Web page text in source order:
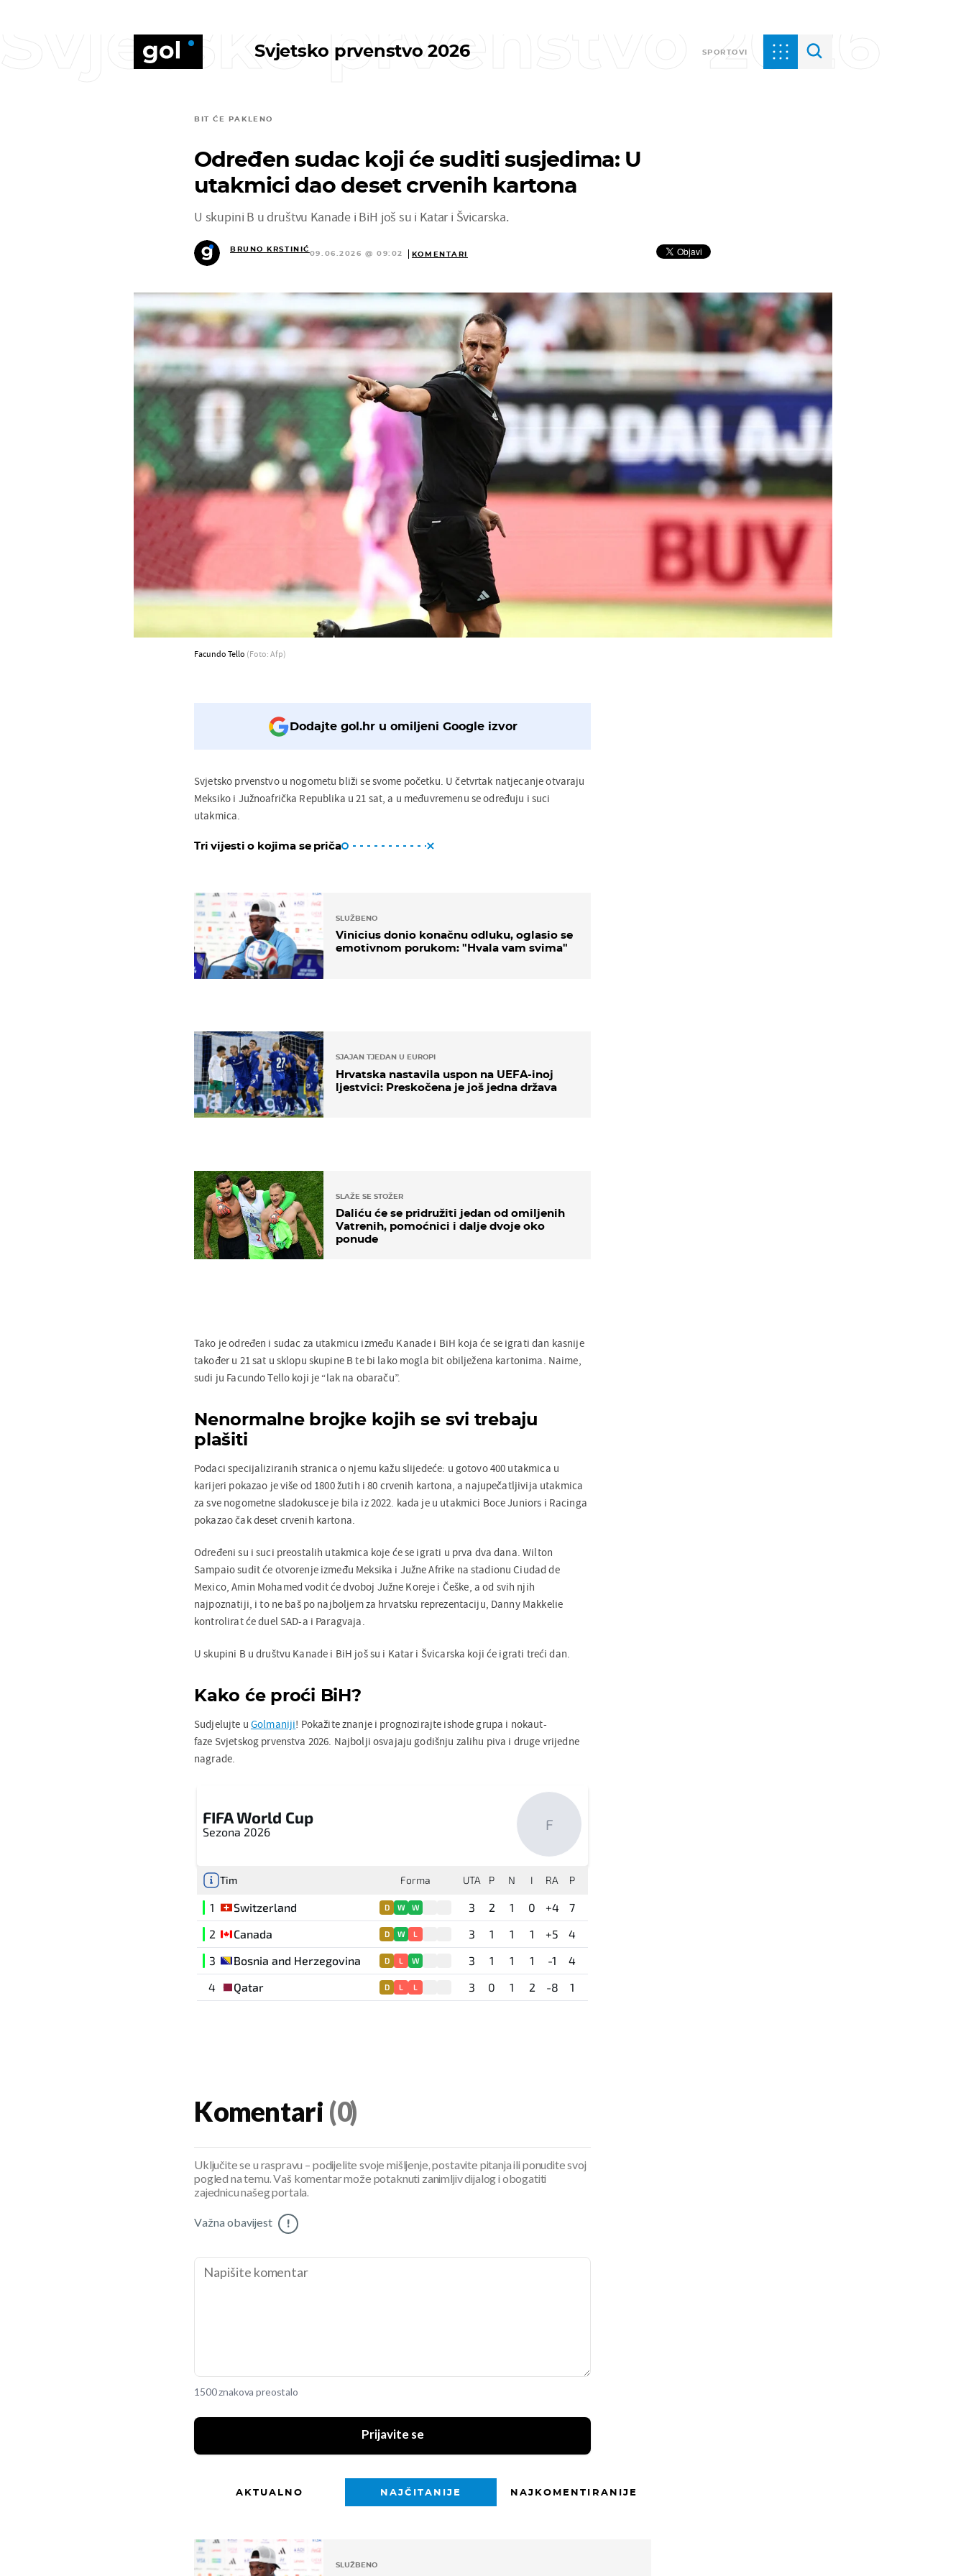
Svjetsko prvenstvo 2026 SPORTOVI
Svjetsko prvenstvo 2026
BIT ĆE PAKLENO
Određen sudac koji će suditi susjedima: U
utakmici dao deset crvenih kartona
U skupini B u društvu Kanade i BiH još su i Katar i Švicarska.
BRUNO KRSTINIĆ
09.06.2026 @ 09:02 KOMENTARI
Facundo Tello (Foto: Afp)
Dodajte gol.hr u omiljeni Google izvor
Svjetsko prvenstvo u nogometu bliži se svome početku. U četvrtak natjecanje otvaraju
Meksiko i Južnoafrička Republika u 21 sat, a u međuvremenu se određuju i suci
utakmica.
Tri vijesti o kojima se priča
SLUŽBENO
Vinicius donio konačnu odluku, oglasio se
emotivnom porukom: "Hvala vam svima"
SJAJAN TJEDAN U EUROPI
Hrvatska nastavila uspon na UEFA-inoj
ljestvici: Preskočena je još jedna država
SLAŽE SE STOŽER
Daliću će se pridružiti jedan od omiljenih
Vatrenih, pomoćnici i dalje dvoje oko
ponude
Tako je određen i sudac za utakmicu između Kanade i BiH koja će se igrati dan kasnije
također u 21 sat u sklopu skupine B te bi lako mogla bit obilježena kartonima. Naime,
sudi ju Facundo Tello koji je “lak na obaraču”.
Nenormalne brojke kojih se svi trebaju
plašiti
Podaci specijaliziranih stranica o njemu kažu slijedeće: u gotovo 400 utakmica u
karijeri pokazao je više od 1800 žutih i 80 crvenih kartona, a najupečatljivija utakmica
za sve nogometne sladokusce je bila iz 2022. kada je u utakmici Boce Juniors i Racinga
pokazao čak deset crvenih kartona.
Određeni su i suci preostalih utakmica koje će se igrati u prva dva dana. Wilton
Sampaio sudit će otvorenje između Meksika i Južne Afrike na stadionu Ciudad de
Mexico, Amin Mohamed vodit će dvoboj Južne Koreje i Češke, a od svih njih
najpoznatiji, i to ne baš po najboljem za hrvatsku reprezentaciju, Danny Makkelie
kontrolirat će duel SAD-a i Paragvaja.
U skupini B u društvu Kanade i BiH još su i Katar i Švicarska koji će igrati treći dan.
Kako će proći BiH?
Sudjelujte u Golmaniji! Pokažite znanje i prognozirajte ishode grupa i nokaut-
faze Svjetskog prvenstva 2026. Najbolji osvajaju godišnju zalihu piva i druge vrijedne
nagrade.
FIFA World Cup
Sezona 2026 F
Tim Forma UTA P N I RA P
1 Switzerland D W W 3 2 1 0 +4
7
2
Canada D W L 3 1 1 1 +5
4
3
Bosnia and Herzegovina D L W 3 1 1 1 -1
4
4
Qatar D L L 3 0 1 2 -8 1
Komentari (0)
Uključite se u raspravu – podijelite svoje mišljenje, postavite pitanja ili ponudite svoj
pogled na temu. Vaš komentar može potaknuti zanimljiv dijalog i obogatiti
zajednicu našeg portala.
Važna obavijest !
1500 znakova preostalo
Prijavite se
AKTUALNO NAJČITANIJE NAJKOMENTIRANIJE
SLUŽBENO